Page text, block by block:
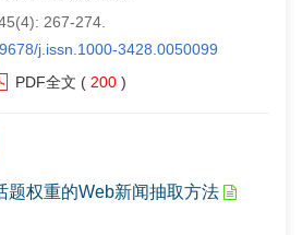
267-274.
j.issn.1000-3428.0050099
PDF全文 ( 200 )
题权重的Web新闻抽取方法